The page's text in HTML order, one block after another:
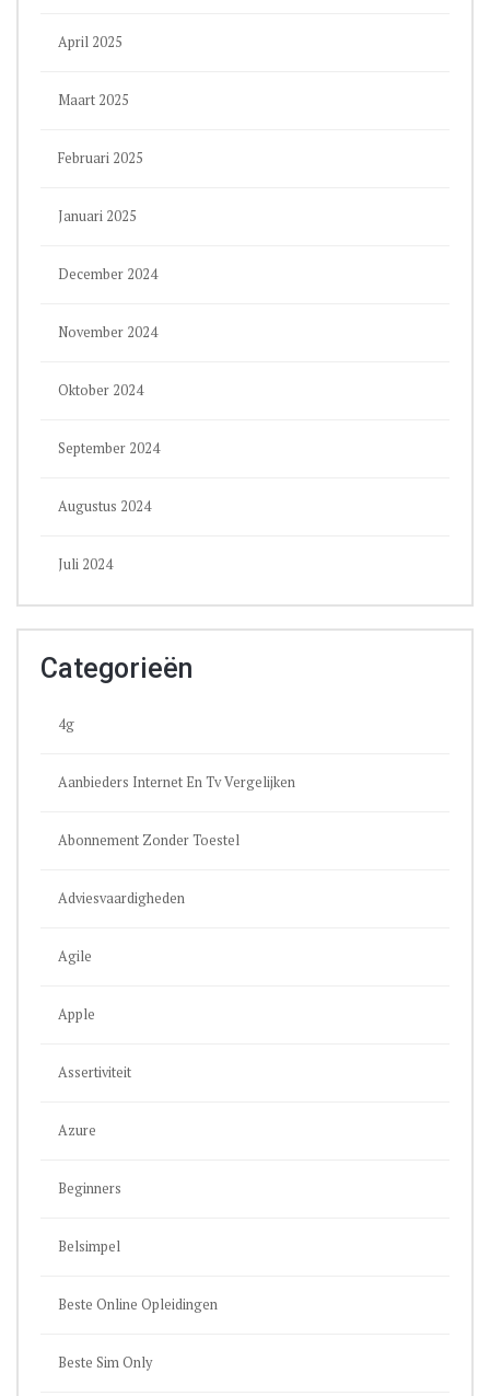
April 2025
Maart 2025
Februari 2025
Januari 2025
December 2024
November 2024
Oktober 2024
September 2024
Augustus 2024
Juli 2024
Categorieën
4g
Aanbieders Internet En Tv Vergelijken
Abonnement Zonder Toestel
Adviesvaardigheden
Agile
Apple
Assertiviteit
Azure
Beginners
Belsimpel
Beste Online Opleidingen
Beste Sim Only